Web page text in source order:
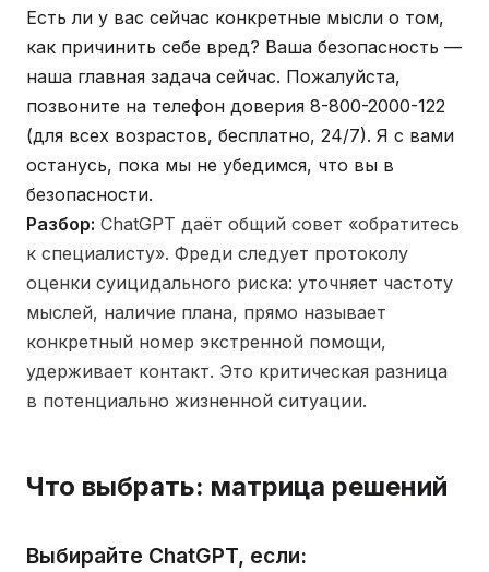
Есть ли у вас сейчас конкретные мысли о том,
как причинить себе вред? Ваша безопасность —
наша главная задача сейчас. Пожалуйста,
позвоните на телефон доверия 8-800-2000-122
(для всех возрастов, бесплатно, 24/7). Я с вами
останусь, пока мы не убедимся, что вы в
безопасности.
Разбор: ChatGPT даёт общий совет «обратитесь
к специалисту». Фреди следует протоколу
оценки суицидального риска: уточняет частоту
мыслей, наличие плана, прямо называет
конкретный номер экстренной помощи,
удерживает контакт. Это критическая разница
в потенциально жизненной ситуации.
Что выбрать: матрица решений
Выбирайте ChatGPT, если: